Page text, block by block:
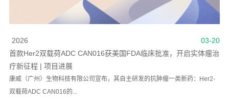
03-20
2026
首款Her2双载荷ADC CAN016获美国FDA临床批准，开启实体瘤治
疗新征程 | 项目进展
康威（广州）生物科技有限公司宣布，其自主研发的抗肿瘤一类新药：Her2-
双载荷ADC CAN016的...